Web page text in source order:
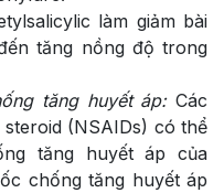
làm giảm bài
tăng nồng độ trong
tăng huyết áp:Các
(NSAIDs) có thể
tăng huyết áp của
chống tăng huyết áp